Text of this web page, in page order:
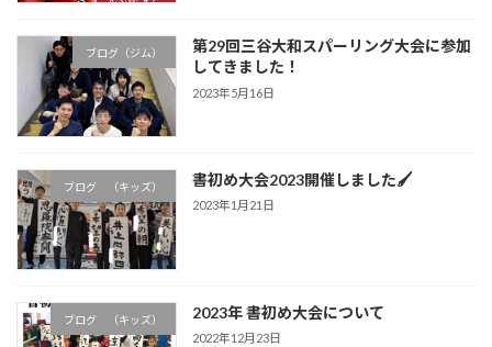
ブログ（ジム）
第29回三谷大和スパーリング大会に参加
してきました！
2023年5月16日
ブログ （キッズ） 書初め大会2023開催しました🖌
2023年1月21日
ブログ （キッズ） 2023年 書初め大会について
2022年12月23日